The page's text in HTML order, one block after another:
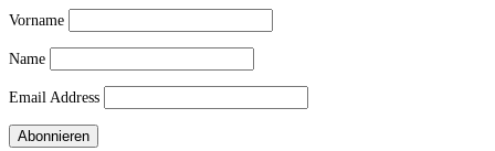
Vorname
Name
Email Address